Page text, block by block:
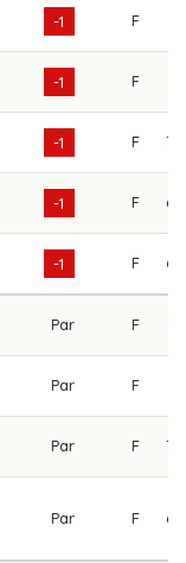
-1 F
-1 F
-1 F 70
-1 F 69
-1 F 69
Par F 73
Par F
Par F 70
Par F 69